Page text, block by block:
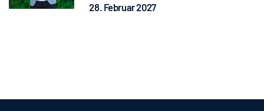
28. Februar 2027